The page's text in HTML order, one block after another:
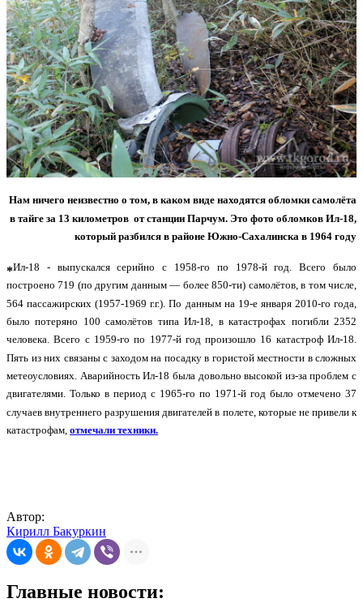
Нам ничего неизвестно о том, в каком виде находятся обломки самолёта
в тайге за 13 километров от станции Парчум. Это фото обломков Ил-18,
который разбился в районе Южно-Сахалинска в 1964 году
*Ил-18 - выпускался серийно с 1958-го по 1978-й год. Всего было
построено 719 (по другим данным — болee 850-ти) самолётов, в том числе,
564 пассажирских (1957-1969 г.г.). По данным на 19-е января 2010-го года,
было потеряно 100 самолётов типа Ил-18, в катастрофах погибли 2352
человека. Всего с 1959-го по 1977-й год произошло 16 катастроф Ил-18.
Пять из них связаны с заходом на посадку в гористой местности в сложных
метеоусловиях. Аварийность Ил-18 была довольно высокой из-за проблем с
двигателями. Только в период с 1965-го по 1971-й год было отмечено 37
случаев внутреннего разрушения двигателей в полете, которые не привели к
катастрофам, отмечали техники.
Автор:
Кирилл Бакуркин
Главные новости: